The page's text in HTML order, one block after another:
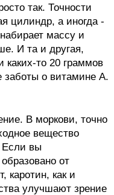
так. Точности
цилиндр, а иногда -
массу и
И та и другая,
то 20 граммов
заботы о витамине А.
В моркови, точно
вещество
Если вы
от
каротин, как и
улучшают зрение